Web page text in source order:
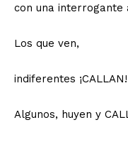
con una interrogante
Los que ven,
indiferentes ¡CALLAN!
Algunos, huyen y